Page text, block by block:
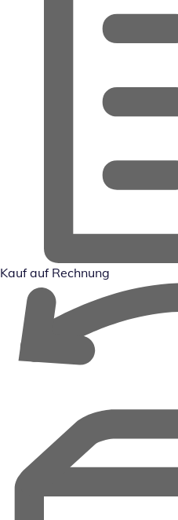
Kauf auf Rechnung